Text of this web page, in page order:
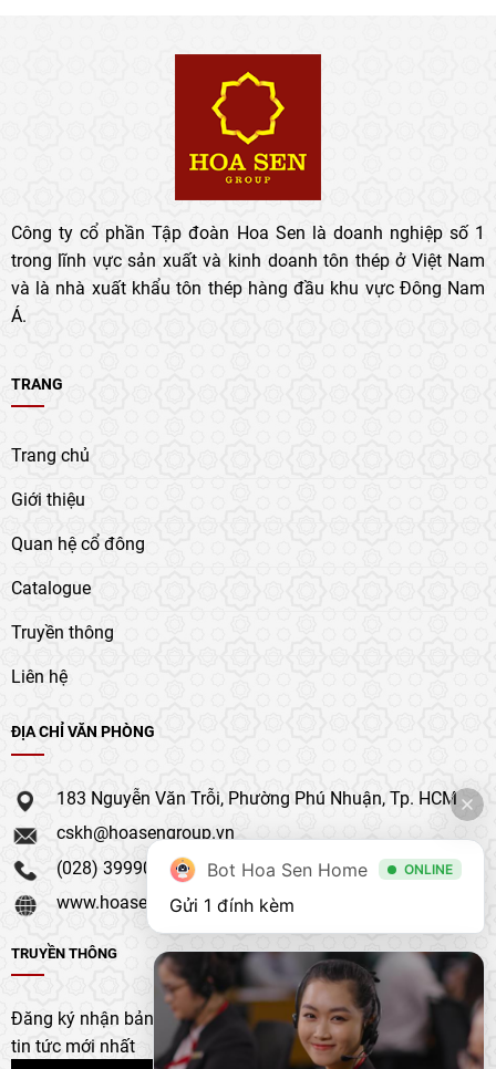
Công ty cổ phần Tập đoàn Hoa Sen là doanh nghiệp số 1
trong lĩnh vực sản xuất và kinh doanh tôn thép ở Việt Nam
và là nhà xuất khẩu tôn thép hàng đầu khu vực Đông Nam
Á.
TRANG
Trang chủ
Giới thiệu
Quan hệ cổ đông
Catalogue
Truyền thông
Liên hệ
ĐỊA CHỈ VĂN PHÒNG
183 Nguyễn Văn Trỗi, Phường Phú Nhuận, Tp. HCM
cskh@hoasengroup.vn
(028) 39990 111
www.hoasengroup.vn
TRUYỀN THÔNG
Đăng ký nhận bản tin của chúng tôi để nhận bản cập nhật &
tin tức mới nhất
Bot Hoa Sen Home ONLINE
Gửi 1 đính kèm